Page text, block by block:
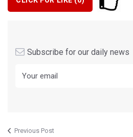
Subscribe for our daily news
Previous Post